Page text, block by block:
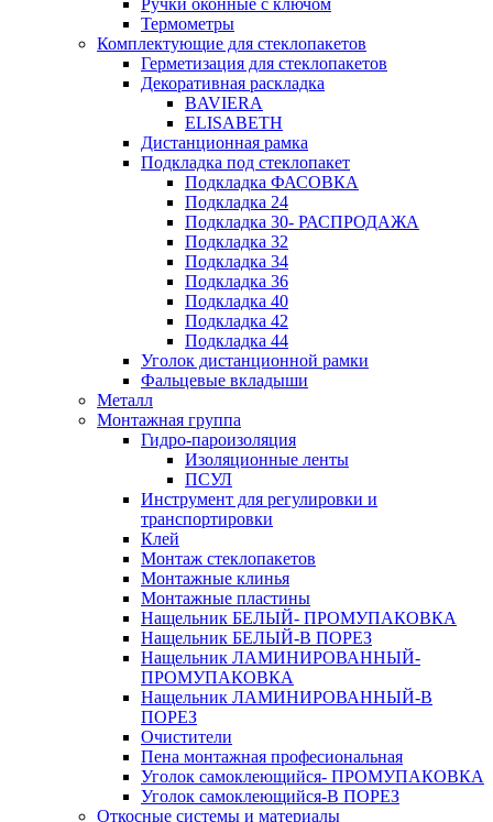
Термометры
Комплектующие для стеклопакетов
Герметизация для стеклопакетов
Декоративная раскладка
BAVIERA
ELISABETH
Дистанционная рамка
Подкладка под стеклопакет
Подкладка ФАСОВКА
Подкладка 24
Подкладка 30- РАСПРОДАЖА
Подкладка 32
Подкладка 34
Подкладка 36
Подкладка 40
Подкладка 42
Подкладка 44
Уголок дистанционной рамки
Фальцевые вкладыши
Металл
Монтажная группа
Гидро-пароизоляция
Изоляционные ленты
ПСУЛ
Инструмент для регулировки и
транспортировки
Клей
Монтаж стеклопакетов
Монтажные клинья
Монтажные пластины
Нащельник БЕЛЫЙ- ПРОМУПАКОВКА
Нащельник БЕЛЫЙ-В ПОРЕЗ
Нащельник ЛАМИНИРОВАННЫЙ-
ПРОМУПАКОВКА
Нащельник ЛАМИНИРОВАННЫЙ-В
ПОРЕЗ
Очистители
Пена монтажная професиональная
Уголок самоклеющийся- ПРОМУПАКОВКА
Уголок самоклеющийся-В ПОРЕЗ
Откосные системы и материалы